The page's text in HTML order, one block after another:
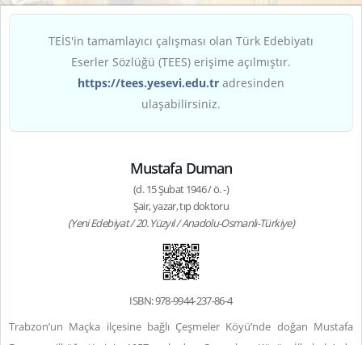
TEİS'in tamamlayıcı çalışması olan Türk Edebiyatı
Eserler Sözlüğü (TEES) erişime açılmıştır.
https://tees.yesevi.edu.tr adresinden
ulaşabilirsiniz.
Mustafa Duman
(d. 15 Şubat 1946 / ö. -)
Şair, yazar, tıp doktoru
(Yeni Edebiyat / 20. Yüzyıl / Anadolu-Osmanlı-Türkiye)
ISBN: 978-9944-237-86-4
Trabzon’un Maçka ilçesine bağlı Çeşmeler Köyü’nde doğan Mustafa